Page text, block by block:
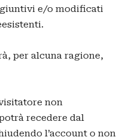
e/o modificati
per alcuna ragione,
non
recedere dal
l’account o non